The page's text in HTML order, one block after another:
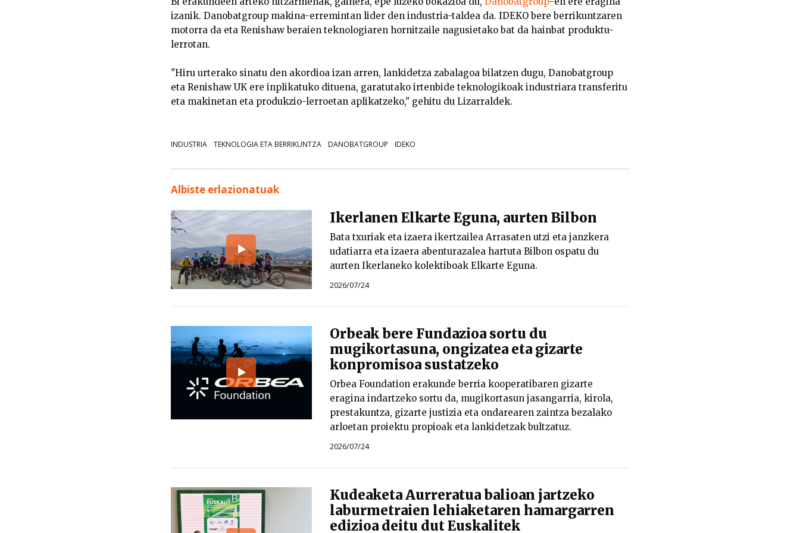
izanik. Danobatgroup makina-erremintan lider den industria-taldea da. IDEKO bere berrikuntzaren
motorra da eta Renishaw beraien teknologiaren hornitzaile nagusietako bat da hainbat produktu-
lerrotan.
"Hiru urterako sinatu den akordioa izan arren, lankidetza zabalagoa bilatzen dugu, Danobatgroup
eta Renishaw UK ere inplikatuko dituena, garatutako irtenbide teknologikoak industriara transferitu
eta makinetan eta produkzio-lerroetan aplikatzeko," gehitu du Lizarraldek.
INDUSTRIA TEKNOLOGIA ETA BERRIKUNTZA DANOBATGROUP IDEKO
Albiste erlazionatuak
Ikerlanen Elkarte Eguna, aurten Bilbon
Bata txuriak eta izaera ikertzailea Arrasaten utzi eta janzkera
udatiarra eta izaera abenturazalea hartuta Bilbon ospatu du
aurten Ikerlaneko kolektiboak Elkarte Eguna.
2026/07/24
Orbeak bere Fundazioa sortu du
mugikortasuna, ongizatea eta gizarte
konpromisoa sustatzeko
Orbea Foundation erakunde berria kooperatibaren gizarte
eragina indartzeko sortu da, mugikortasun jasangarria, kirola,
prestakuntza, gizarte justizia eta ondarearen zaintza bezalako
arloetan proiektu propioak eta lankidetzak bultzatuz.
2026/07/24
Kudeaketa Aurreratua balioan jartzeko
laburmetraien lehiaketaren hamargarren
edizioa deitu dut Euskalitek